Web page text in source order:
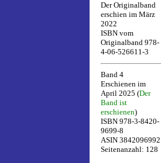
Der Originalband
erschien im März
2022
ISBN vom
Originalband 978-
4-06-526611-3
Band 4
Erschienen im
April 2025 (Der
Band ist
erschienen)
ISBN 978-3-8420-
9699-8
ASIN 3842096992
Seitenanzahl: 128